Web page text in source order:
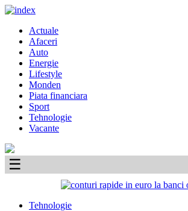
Skip
content
Primary
Menu
Actuale
Afaceri
Auto
Energie
Lifestyle
Monden
Piata financiara
Sport
Tehnologie
Vacante
☰
Tehnologie